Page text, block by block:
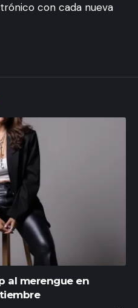
con cada nueva
al merengue en